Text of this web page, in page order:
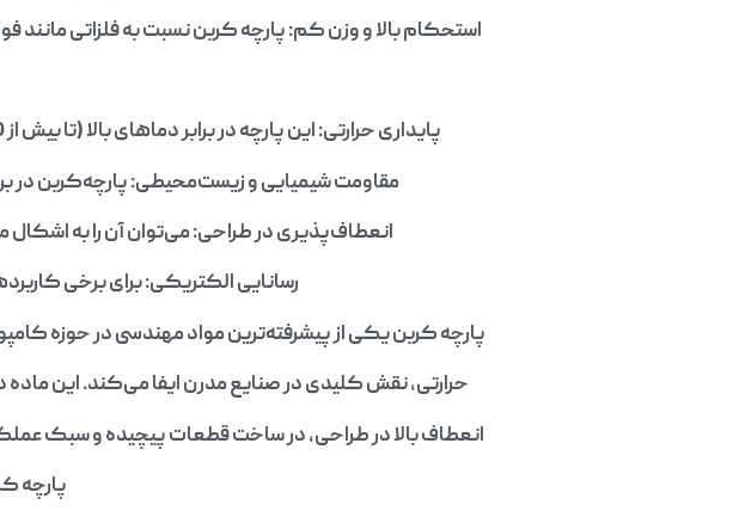
استحکام بالا و وزن کم: پارچه کربن نسبت به فلزاتی مانند
پایداری حرارتی: این پارچه در برابر دماهای بالا (تا بیش از 300 درجه سانتی‌گراد) بدون تغییر شکل یا افت عملکرد مقاومت می‌کند.
مقاومت شیمیایی و زیست‌محیطی: پارچه‌کربن در
انعطاف‌پذیری در طراحی: می‌توان آن را به
رسانایی الکتریکی: برای برخی
پارچه کربن یکی از پیشرفته‌ترین مواد مهندسی در حوزه
حرارتی، نقش کلیدی در صنایع مدرن ایفا می‌کند. این
انعطاف بالا در طراحی، در ساخت قطعات پیچیده و سبک
پارچه